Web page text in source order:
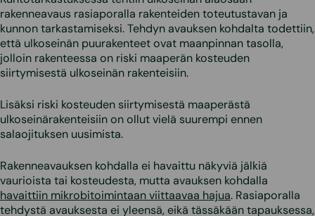
rakenneavaus rasiaporalla rakenteiden toteutustavan ja
kunnon tarkastamiseksi. Tehdyn avauksen kohdalta todettiin,
että ulkoseinän puurakenteet ovat maanpinnan tasolla,
jolloin rakenteessa on riski maaperän kosteuden
siirtymisestä ulkoseinän rakenteisiin.
Lisäksi riski kosteuden siirtymisestä maaperästä
ulkoseinärakenteisiin on ollut vielä suurempi ennen
salaojituksen uusimista.
Rakenneavauksen kohdalla ei havaittu näkyviä jälkiä
vaurioista tai kosteudesta, mutta avauksen kohdalla
havaittiin mikrobitoimintaan viittaavaa hajua. Rasiaporalla
tehdystä avauksesta ei yleensä, eikä tässäkään tapauksessa,